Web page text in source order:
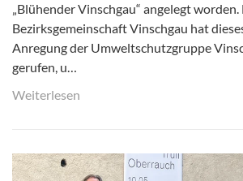
„Blühender Vinschgau“ angelegt worden.
Bezirksgemeinschaft Vinschgau hat
Anregung der Umweltschutzgruppe
gerufen, u…
Weiterlesen